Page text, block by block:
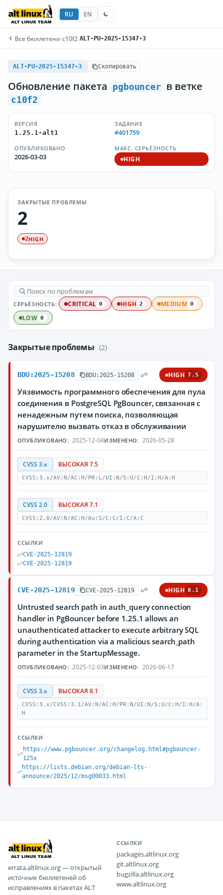
RU EN
Все бюллетени/c10f2/ALT-PU-2025-15347-3
ALT-PU-2025-15347-3 Скопировать
Обновление пакета pgbouncer в ветке
c10f2
ВЕРСИЯ
1.25.1-alt1
ЗАДАНИЕ
#401759
ОПУБЛИКОВАНО
2026-03-03
МАКС. СЕРЬЁЗНОСТЬ
HIGH
ЗАКРЫТЫЕ ПРОБЛЕМЫ
2
2HIGH
СЕРЬЁЗНОСТЬ: CRITICAL 0 HIGH 2 MEDIUM 0
LOW 0
Закрытые проблемы (2)
BDU:2025-15208 BDU:2025-15208 HIGH 7.5
Уязвимость программного обеспечения для пула
соединения в PostgreSQL PgBouncer, связанная с
ненадежным путем поиска, позволяющая
нарушителю вызвать отказ в обслуживании
ОПУБЛИКОВАНО: 2025-12-04ИЗМЕНЕНО: 2026-05-28
CVSS 3.x ВЫСОКАЯ 7.5
CVSS:3.x/AV:N/AC:H/PR:L/UI:N/S:U/C:H/I:H/A:H
CVSS 2.0 ВЫСОКАЯ 7.1
CVSS:2.0/AV:N/AC:H/Au:S/C:C/I:C/A:C
ССЫЛКИ
CVE-2025-12819
CVE-2025-12819
CVE-2025-12819 CVE-2025-12819 HIGH 8.1
Untrusted search path in auth_query connection
handler in PgBouncer before 1.25.1 allows an
unauthenticated attacker to execute arbitrary SQL
during authentication via a malicious search_path
parameter in the StartupMessage.
ОПУБЛИКОВАНО: 2025-12-03ИЗМЕНЕНО: 2026-06-17
CVSS 3.x ВЫСОКАЯ 8.1
CVSS:3.x/CVSS:3.1/AV:N/AC:H/PR:N/UI:N/S:U/C:H/I:H/A:
H
ССЫЛКИ
https://www.pgbouncer.org/changelog.html#pgbouncer-
125x
https://lists.debian.org/debian-lts-
announce/2025/12/msg00033.html
errata.altlinux.org — открытый
источник бюллетеней об
исправлениях в пакетах ALT
ССЫЛКИ
packages.altlinux.org
git.altlinux.org
bugzilla.altlinux.org
www.altlinux.org